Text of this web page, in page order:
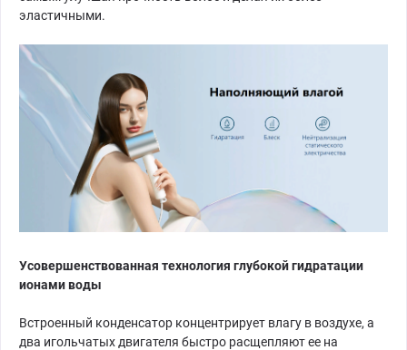
эластичными.
Усовершенствованная технология глубокой гидратации
ионами воды
Встроенный конденсатор концентрирует влагу в воздухе, а
два игольчатых двигателя быстро расщепляют ее на